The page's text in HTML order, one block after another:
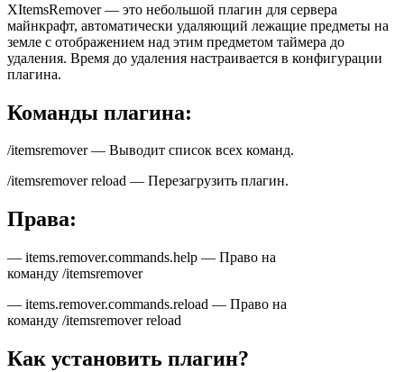
XItemsRemover — это небольшой плагин для сервера
майнкрафт, автоматически удаляющий лежащие предметы на
земле с отображением над этим предметом таймера до
удаления. Время до удаления настраивается в конфигурации
плагина.
Команды плагина:
/itemsremover — Выводит список всех команд.
/itemsremover reload — Перезагрузить плагин.
Права:
— items.remover.commands.help — Право на
команду /itemsremover
— items.remover.commands.reload — Право на
команду /itemsremover reload
Как установить плагин?